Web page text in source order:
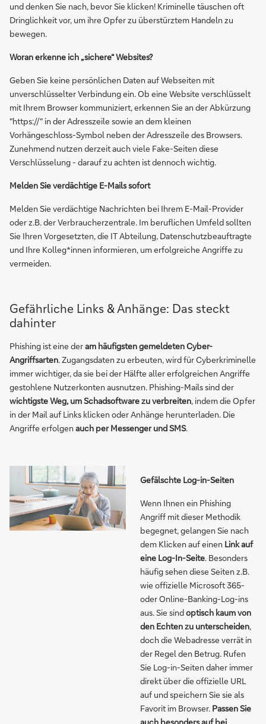
und denken Sie nach, bevor Sie klicken! Kriminelle täuschen oft
Dringlichkeit vor, um ihre Opfer zu überstürztem Handeln zu
bewegen.
Woran erkenne ich „sichere“ Websites?
Geben Sie keine persönlichen Daten auf Webseiten mit
unverschlüsselter Verbindung ein. Ob eine Website verschlüsselt
mit Ihrem Browser kommuniziert, erkennen Sie an der Abkürzung
"https://" in der Adresszeile sowie an dem kleinen
Vorhängeschloss-Symbol neben der Adresszeile des Browsers.
Zunehmend nutzen derzeit auch viele Fake-Seiten diese
Verschlüsselung - darauf zu achten ist dennoch wichtig.
Melden Sie verdächtige E-Mails sofort
Melden Sie verdächtige Nachrichten bei Ihrem E-Mail-Provider
oder z.B. der Verbraucherzentrale. Im beruflichen Umfeld sollten
Sie Ihren Vorgesetzten, die IT Abteilung, Datenschutzbeauftragte
und Ihre Kolleg*innen informieren, um erfolgreiche Angriffe zu
vermeiden.
Gefährliche Links & Anhänge: Das steckt
dahinter
Phishing ist eine deram häufigsten gemeldeten Cyber-
Angriffsarten. Zugangsdaten zu erbeuten, wird für Cyberkriminelle
immer wichtiger, da sie bei der Hälfte aller erfolgreichen Angriffe
gestohlene Nutzerkonten ausnutzen. Phishing-Mails sind der
wichtigste Weg, um Schadsoftware zu verbreiten, indem die Opfer
in der Mail auf Links klicken oder Anhänge herunterladen. Die
Angriffe erfolgen auch per Messenger und SMS.
Gefälschte Log-in-Seiten
Wenn Ihnen ein Phishing
Angriff mit dieser Methodik
begegnet, gelangen Sie nach
dem Klicken auf einen Link auf
eine Log-In-Seite. Besonders
häufig sehen diese Seiten z.B.
wie offizielle Microsoft 365-
oder Online-Banking-Log-ins
aus. Sie sindoptisch kaum von
den Echten zu unterscheiden,
doch die Webadresse verrät in
der Regel den Betrug. Rufen
Sie Log-in-Seiten daher immer
direkt über die offizielle URL
auf und speichern Sie sie als
Favorit im Browser. Passen Sie